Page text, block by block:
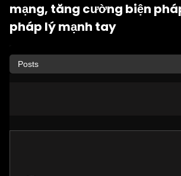
mạng, tăng cường biện
pháp lý mạnh tay